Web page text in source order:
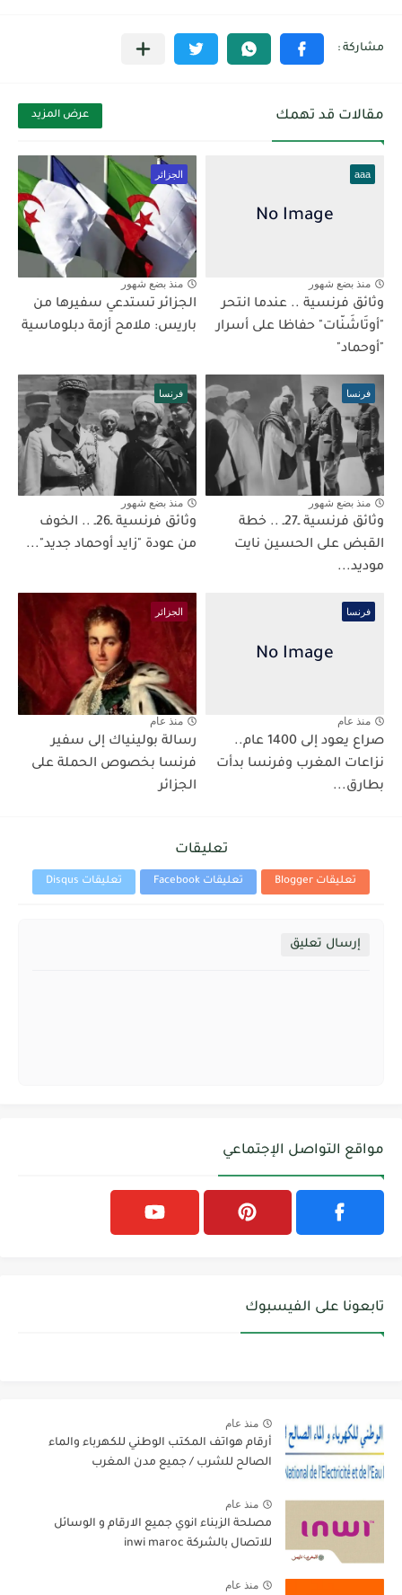
مقالات قد تهمك عرض المزيد
aaa
منذ بضع شهور
وثائق فرنسية .. عندما انتحر
"أوتَاشَنّات" حفاظا على أسرار
"أوحماد"
الجزائر
منذ بضع شهور
الجزائر تستدعي سفيرها من
باريس: ملامح أزمة دبلوماسية
فرنسا
منذ بضع شهور
وثائق فرنسية ـ27ـ .. خطة
القبض على الحسين نايت
موديد...
فرنسا
منذ بضع شهور
وثائق فرنسية ـ26ـ .. الخوف
من عودة "زايد أوحماد جديد"...
فرنسا
منذ عام
صراع يعود إلى 1400 عام..
نزاعات المغرب وفرنسا بدأت
بطارق...
الجزائر
منذ عام
رسالة بولينياك إلى سفير
فرنسا بخصوص الحملة على
الجزائر
تعليقات
تعليقات Blogger تعليقات Facebook تعليقات Disqus
إرسال تعليق
مواقع التواصل الإجتماعي
تابعونا على الفيسبوك
منذ عام
أرقام هواتف المكتب الوطني للكهرباء والماء
الصالح للشرب / جميع مدن المغرب
منذ عام
مصلحة الزبناء انوي جميع الارقام و الوسائل
للاتصال بالشركة inwi maroc
منذ عام